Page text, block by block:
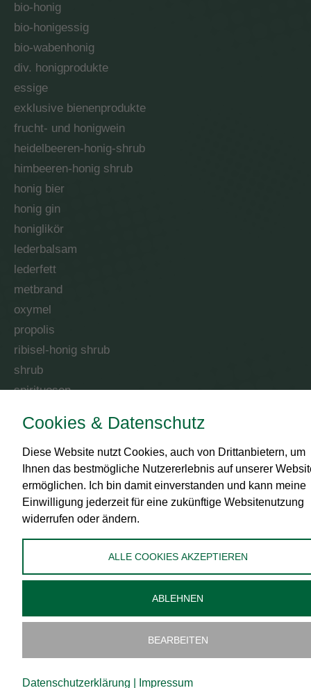
bio-honig
bio-honigessig
bio-wabenhonig
div. honigprodukte
essige
exklusive bienenprodukte
frucht- und honigwein
heidelbeeren-honig-shrub
himbeeren-honig shrub
honig bier
honig gin
honiglikör
lederbalsam
lederfett
metbrand
oxymel
propolis
ribisel-honig shrub
shrub
spirituosen
RECHTLICHES
Impressum
Datenschutz
Zahlungsmittel
Widerrufsbelehrung
Cookies bearbeiten
Cookies & Datenschutz
Diese Website nutzt Cookies, auch von Drittanbietern, um
Ihnen das bestmögliche Nutzererlebnis auf unserer
ermöglichen. Ich bin damit einverstanden und kann meine
Einwilligung jederzeit für eine zukünftige Websitenutzung
widerrufen oder ändern.
ALLE COOKIES AKZEPTIEREN
ABLEHNEN
BEARBEITEN
Datenschutzerklärung Impressum